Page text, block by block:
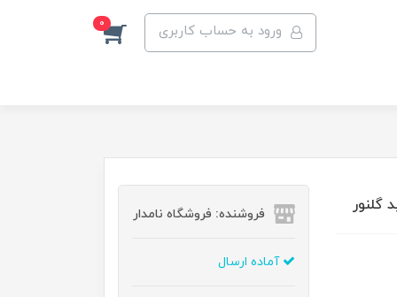
ورود به حساب کاربری 0
فروشنده: فروشگاه نامدار
آماده ارسال